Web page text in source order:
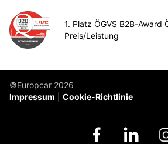
1. Platz ÖGVS B2B-
Preis/Leistung
©Europcar 2026
Impressum
Cookie-Richtlinie